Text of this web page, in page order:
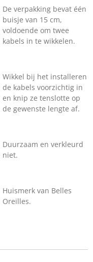
De verpakking bevat één
buisje van 15 cm,
voldoende om twee
kabels in te wikkelen.
Wikkel bij het installeren
de kabels voorzichtig in
en knip ze tenslotte op
de gewenste lengte af.
Duurzaam en verkleurd
niet.
Huismerk van Belles
Oreilles.